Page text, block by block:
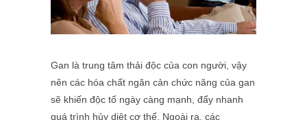
Gan là trung tâm thải độc của con người, vậy
nên các hóa chất ngăn cản chức năng của gan
sẽ khiến độc tố ngày càng mạnh, đẩy nhanh
quá trình hủy diệt cơ thể. Ngoài ra, các